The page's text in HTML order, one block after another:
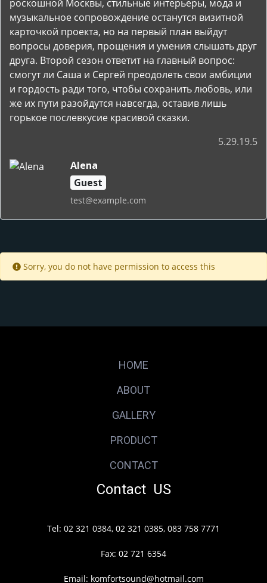
роскошной Москвы, стильные интерьеры, мода и
музыкальное сопровождение останутся визитной
карточкой проекта, но на первый план выйдут
вопросы доверия, прощения и умения слышать друг
друга. Второй сезон ответит на главный вопрос:
смогут ли Саша и Сергей преодолеть свои амбиции
и гордость ради того, чтобы сохранить любовь, или
же их пути разойдутся навсегда, оставив лишь
горькое послевкусие красивой сказки.
5.29.19.5
Alena
Guest
test@example.com
Sorry, you do not have permission to access this
HOME
ABOUT
GALLERY
PRODUCT
CONTACT
Contact US
Tel: 02 321 0384, 02 321 0385, 083 758 7771
Fax: 02 721 6354
Email: komfortsound@hotmail.com